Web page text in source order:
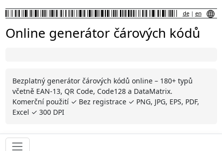
de| en
Online generátor čárových kódů
Bezplatný generátor čárových kódů online – 180+ typů
včetně EAN-13, QR Code, Code128 a DataMatrix.
Komerční použití ✓ Bez registrace ✓ PNG, JPG, EPS, PDF,
Excel ✓ 300 DPI